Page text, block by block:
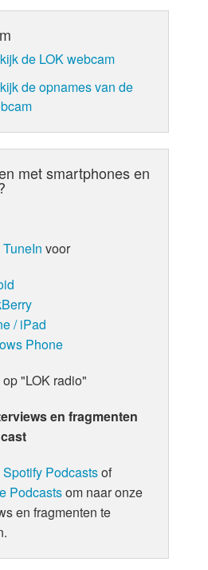
de LOK webcam
de opnames van de
met smartphones en
TuneIn voor
/ iPad
Phone
"LOK radio"
en fragmenten
Spotify Podcastsof
Podcastsom naar onze
en fragmenten te